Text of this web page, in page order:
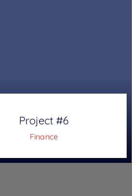
Project #6
Finance